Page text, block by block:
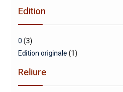
Edition
0 (3)
Edition originale (1)
Reliure